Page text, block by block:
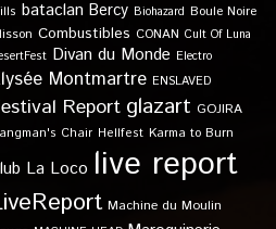
bataclan Bercy Biohazard Boule Noire
Combustibles CONAN Cult Of Luna
Divan du Monde Electro
Montmartre ENSLAVED
Report glazart GOJIRA
Chair Hellfest Karma to Burn
La Loco live report
Machine du Moulin